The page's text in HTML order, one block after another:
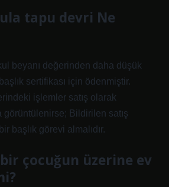
tapu devri Ne
beyanı değerinden daha düşük
sertifikası için ödenmiştir.
işlemler satış olarak
Bildirilen satış
başlık görevi almalıdır.
çocuğun üzerine ev